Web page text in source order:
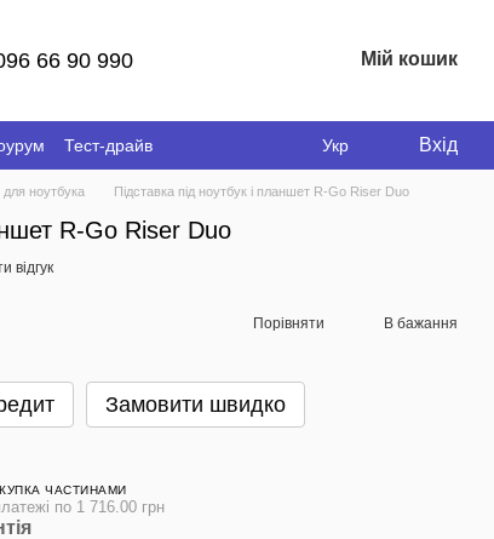
66 90 990 Мій кошик
Тест-драйв
Укр Вхід
для ноутбука Підставка під ноутбук і планшет R-Go Riser Duo
R-Go Riser Duo
відгук
Порівняти В бажання
Замовити швидко
ЧАСТИНАМИ
по 1 716.00 грн